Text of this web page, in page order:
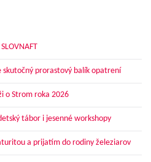
skutočný prorastový balík opatrení
o Strom roka 2026
tábor i jesenné workshopy
a prijatím do rodiny železiarov